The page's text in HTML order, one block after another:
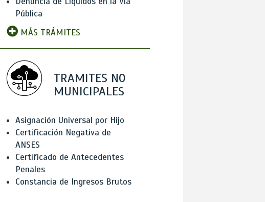
Pública
MÁS TRÁMITES
TRAMITES NO
MUNICIPALES
Asignación Universal por Hijo
Certificación Negativa de
ANSES
Certificado de Antecedentes
Penales
Constancia de Ingresos Brutos